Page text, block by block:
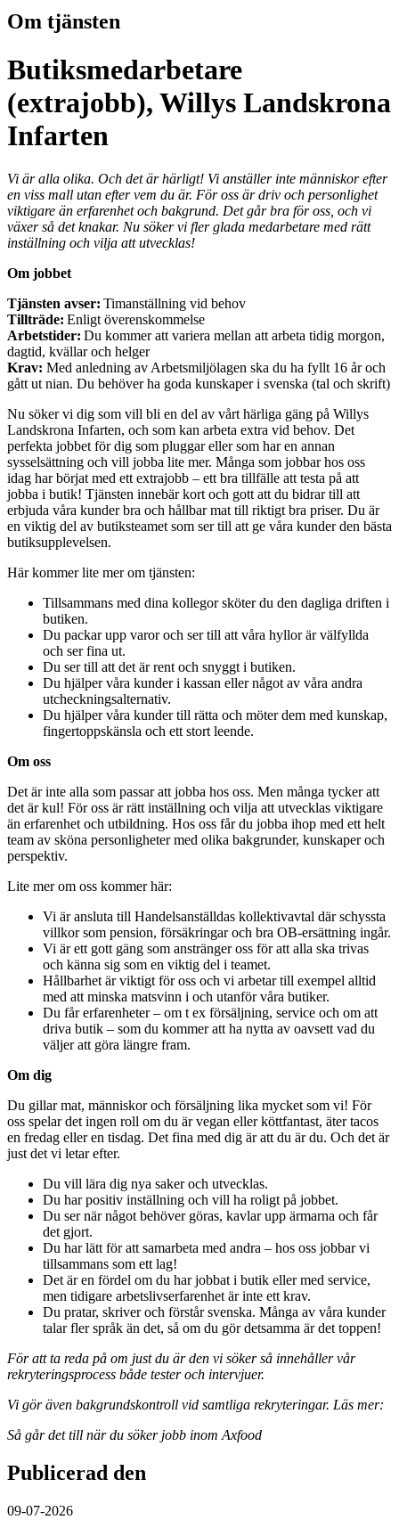
Om tjänsten
Butiksmedarbetare
(extrajobb), Willys Landskrona
Infarten
Vi är alla olika. Och det är härligt! Vi anställer inte människor efter
en viss mall utan efter vem du är. För oss är driv och personlighet
viktigare än erfarenhet och bakgrund. Det går bra för oss, och vi
växer så det knakar. Nu söker vi fler glada medarbetare med rätt
inställning och vilja att utvecklas!
Om jobbet
Tjänsten avser: Timanställning vid behov
Tillträde: Enligt överenskommelse
Arbetstider: Du kommer att variera mellan att arbeta tidig morgon,
dagtid, kvällar och helger
Krav: Med anledning av Arbetsmiljölagen ska du ha fyllt 16 år och
gått ut nian. Du behöver ha goda kunskaper i svenska (tal och skrift)
Nu söker vi dig som vill bli en del av vårt härliga gäng på Willys
Landskrona Infarten, och som kan arbeta extra vid behov. Det
perfekta jobbet för dig som pluggar eller som har en annan
sysselsättning och vill jobba lite mer. Många som jobbar hos oss
idag har börjat med ett extrajobb – ett bra tillfälle att testa på att
jobba i butik! Tjänsten innebär kort och gott att du bidrar till att
erbjuda våra kunder bra och hållbar mat till riktigt bra priser. Du är
en viktig del av butiksteamet som ser till att ge våra kunder den bästa
butiksupplevelsen.
Här kommer lite mer om tjänsten:
Tillsammans med dina kollegor sköter du den dagliga driften i
butiken.
Du packar upp varor och ser till att våra hyllor är välfyllda
och ser fina ut.
Du ser till att det är rent och snyggt i butiken.
Du hjälper våra kunder i kassan eller något av våra andra
utcheckningsalternativ.
Du hjälper våra kunder till rätta och möter dem med kunskap,
fingertoppskänsla och ett stort leende.
Om oss
Det är inte alla som passar att jobba hos oss. Men många tycker att
det är kul! För oss är rätt inställning och vilja att utvecklas viktigare
än erfarenhet och utbildning. Hos oss får du jobba ihop med ett helt
team av sköna personligheter med olika bakgrunder, kunskaper och
perspektiv.
Lite mer om oss kommer här:
Vi är ansluta till Handelsanställdas kollektivavtal där schyssta
villkor som pension, försäkringar och bra OB-ersättning ingår.
Vi är ett gott gäng som anstränger oss för att alla ska trivas
och känna sig som en viktig del i teamet.
Hållbarhet är viktigt för oss och vi arbetar till exempel alltid
med att minska matsvinn i och utanför våra butiker.
Du får erfarenheter – om t ex försäljning, service och om att
driva butik – som du kommer att ha nytta av oavsett vad du
väljer att göra längre fram.
Om dig
Du gillar mat, människor och försäljning lika mycket som vi! För
oss spelar det ingen roll om du är vegan eller köttfantast, äter tacos
en fredag eller en tisdag. Det fina med dig är att du är du. Och det är
just det vi letar efter.
Du vill lära dig nya saker och utvecklas.
Du har positiv inställning och vill ha roligt på jobbet.
Du ser när något behöver göras, kavlar upp ärmarna och får
det gjort.
Du har lätt för att samarbeta med andra – hos oss jobbar vi
tillsammans som ett lag!
Det är en fördel om du har jobbat i butik eller med service,
men tidigare arbetslivserfarenhet är inte ett krav.
Du pratar, skriver och förstår svenska. Många av våra kunder
talar fler språk än det, så om du gör detsamma är det toppen!
För att ta reda på om just du är den vi söker så innehåller vår
rekryteringsprocess både tester och intervjuer.
Vi gör även bakgrundskontroll vid samtliga rekryteringar. Läs mer:
Så går det till när du söker jobb inom Axfood
Publicerad den
09-07-2026